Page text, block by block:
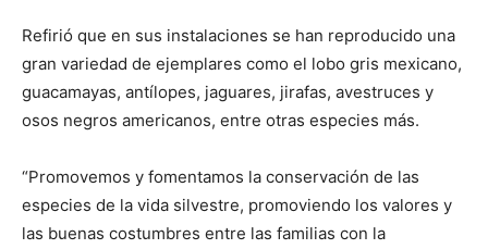
Refirió que en sus instalaciones se han reproducido una
gran variedad de ejemplares como el lobo gris mexicano,
guacamayas, antílopes, jaguares, jirafas, avestruces y
osos negros americanos, entre otras especies más.
“Promovemos y fomentamos la conservación de las
especies de la vida silvestre, promoviendo los valores y
las buenas costumbres entre las familias con la